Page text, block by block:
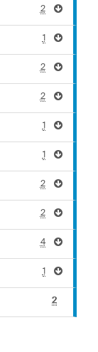
2
1
2
2
1
1
2
2
4
1
2